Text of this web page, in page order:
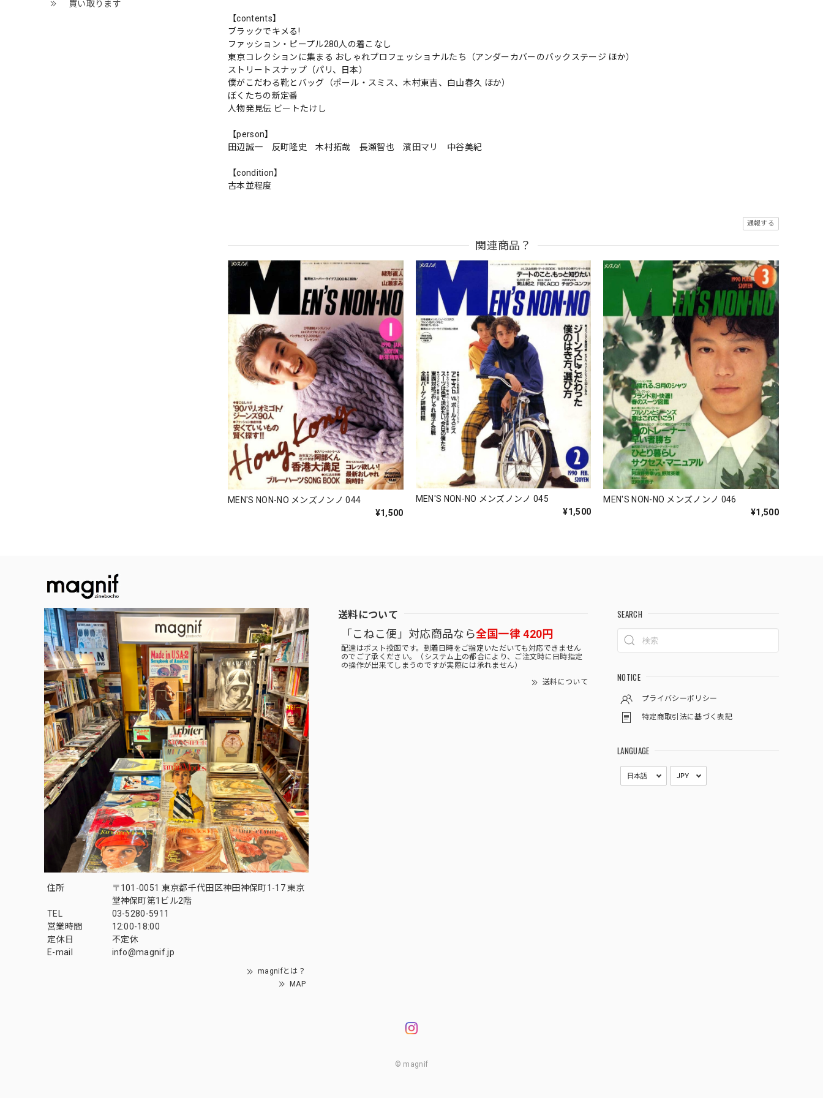
買い取ります
【contents】
ブラックでキメる!
ファッション・ピープル280人の着こなし
東京コレクションに集まる おしゃれプロフェッショナルたち（アンダーカバーのバックステージ ほか）
ストリートスナップ（パリ、日本）
僕がこだわる靴とバッグ（ポール・スミス、木村東吉、白山春久 ほか）
ぼくたちの新定番
人物発見伝 ビートたけし
【person】
田辺誠一 反町隆史 木村拓哉 長瀬智也 濱田マリ 中谷美紀
【condition】
古本並程度
通報する
関連商品？
MEN'S NON-NO メンズノンノ 044
¥1,500
MEN'S NON-NO メンズノンノ 045
¥1,500
MEN'S NON-NO メンズノンノ 046
¥1,500
住所
〒101-0051 東京都千代田区神田神保町1-17 東京
堂神保町第1ビル2階
TEL
03-5280-5911
営業時間
12:00-18:00
定休日
不定休
E-mail
info@magnif.jp
magnifとは？
MAP
送料について
「こねこ便」対応商品なら全国一律 420円
配達はポスト投函です。到着日時をご指定いただいても対応できません
のでご了承ください。（システム上の都合により、ご注文時に日時指定
の操作が出来てしまうのですが実際には承れません）
送料について
SEARCH
NOTICE
プライバシーポリシー
特定商取引法に基づく表記
LANGUAGE
© magnif